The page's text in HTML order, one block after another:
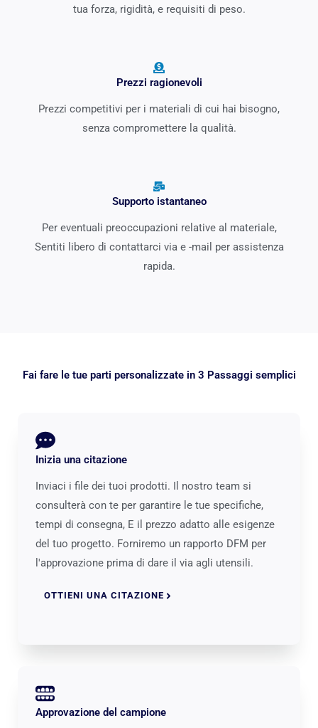
tua forza, rigidità, e requisiti di peso.
Prezzi ragionevoli
Prezzi competitivi per i materiali di cui hai bisogno,
senza compromettere la qualità.
Supporto istantaneo
Per eventuali preoccupazioni relative al materiale,
Sentiti libero di contattarci via e -mail per assistenza
rapida.
Fai fare le tue parti personalizzate in 3 Passaggi semplici
Inizia una citazione
Inviaci i file dei tuoi prodotti. Il nostro team si
consulterà con te per garantire le tue specifiche,
tempi di consegna, E il prezzo adatto alle esigenze
del tuo progetto. Forniremo un rapporto DFM per
l'approvazione prima di dare il via agli utensili.
OTTIENI UNA CITAZIONE
Approvazione del campione